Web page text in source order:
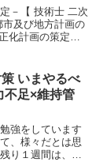
－【 技術士 二次
及び地方計画の
化計画の策定」
ません。過去、
いまやるべ
不足×維持管
強をしています
、様々だとは思
り１週間は、作